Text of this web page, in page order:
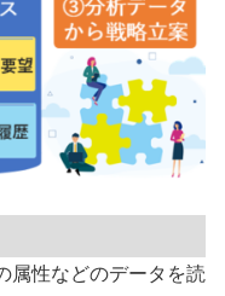
属性などのデータを読